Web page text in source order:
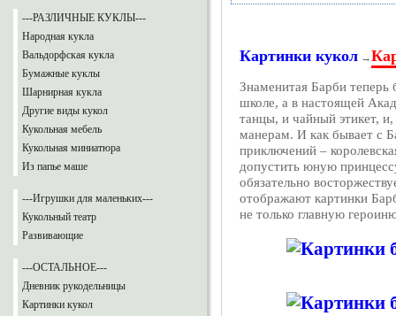
---РАЗЛИЧНЫЕ КУКЛЫ---
Народная кукла
Вальдорфская кукла
Бумажные куклы
Шарнирная кукла
Другие виды кукол
Кукольная мебель
Кукольная миниатюра
Из папье маше
---Игрушки для маленьких---
Кукольный театр
Развивающие
---ОСТАЛЬНОЕ---
Дневник рукодельницы
Картинки кукол
Картинки кукол →
Знаменитая Барби теперь
школе, а в настоящей
танцы, и чайный этикет,
манерам. И как бывает с
приключений –
допустить юную
обязательно
отображают картинки
не только главную